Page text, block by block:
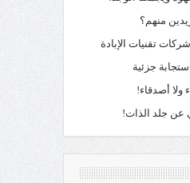
منهم؟
تقنيات الإبادة
جزئية
ولا أصدقاء!
عن جلد الذات!